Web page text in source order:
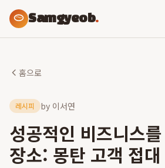
Samgyeob.
홈으로
레시피 by 이서연
성공적인 비즈니스
장소: 몽탄 고객 접